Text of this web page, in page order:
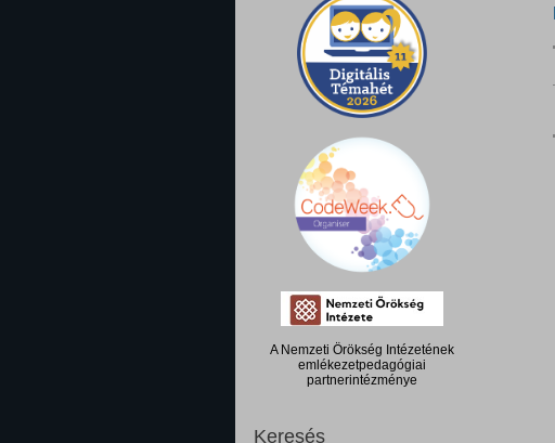
A Nemzeti Örökség Intézetének
emlékezetpedagógiai
partnerintézménye
Keresés